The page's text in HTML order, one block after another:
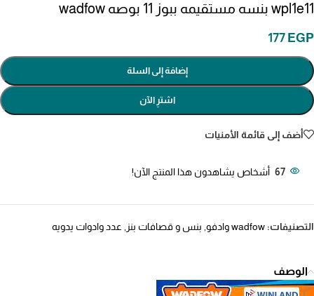
wpl1e11 بنسه مستقيمه ببوز 11 بوصه wadfow
177 EGP
إضافة إلى السلة
اشترِ الآن
أضف إلى قائمة الأمنيات
67 أشخاص يشاهدون هذا المنتج الآن!
التصنيفات: wadfow وادفو بنس و قصافات بنز عدد وادوات يدويه
الوصف